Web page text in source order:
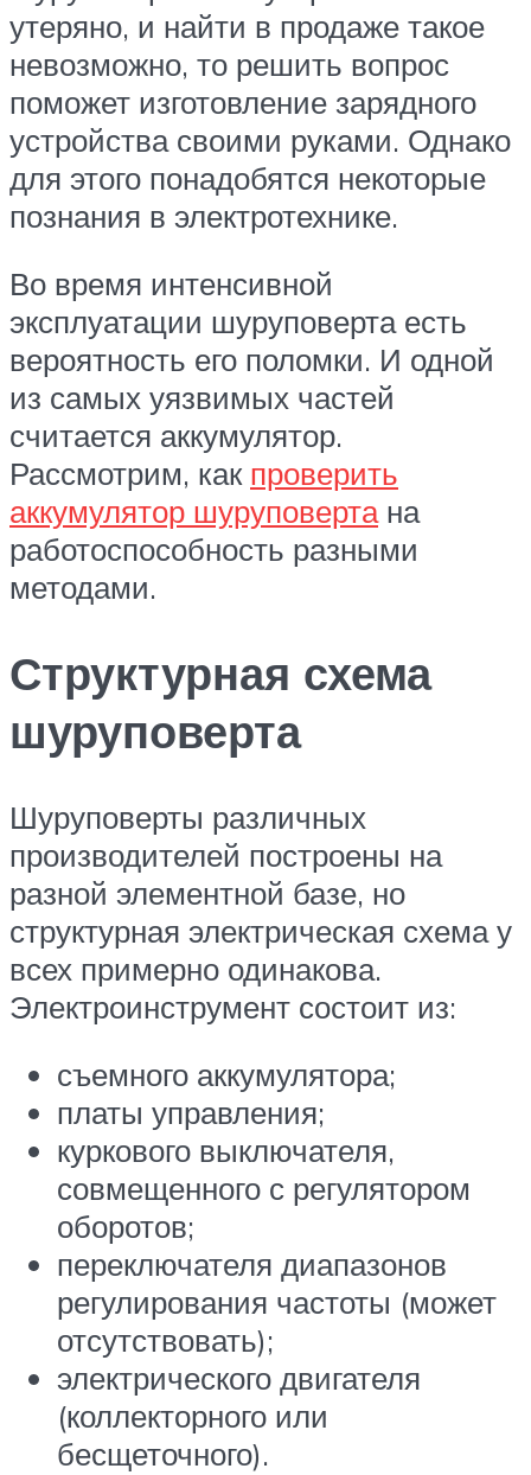
утеряно, и найти в продаже такое
невозможно, то решить вопрос
поможет изготовление зарядного
устройства своими руками. Однако
для этого понадобятся некоторые
познания в электротехнике.
Во время интенсивной
эксплуатации шуруповерта есть
вероятность его поломки. И одной
из самых уязвимых частей
считается аккумулятор.
Рассмотрим, как проверить
аккумулятор шуруповертана
работоспособность разными
методами.
Структурная схема
шуруповерта
Шуруповерты различных
производителей построены на
разной элементной базе, но
структурная электрическая схема у
всех примерно одинакова.
Электроинструмент состоит из:
съемного аккумулятора;
платы управления;
куркового выключателя,
совмещенного с регулятором
оборотов;
переключателя диапазонов
регулирования частоты (может
отсутствовать);
электрического двигателя
(коллекторного или
бесщеточного).